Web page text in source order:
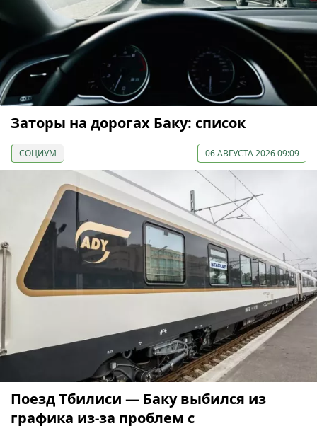
Заторы на дорогах Баку: список
СОЦИУМ 06 АВГУСТА 2026 09:09
Поезд Тбилиси — Баку выбился из
графика из-за проблем с